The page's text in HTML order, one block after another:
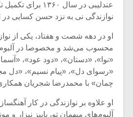
عندلیبی در سال
نوازندگی نی به نزد حسن کسایی
او در دهه شصت و هفتاد، یکی از
محسوب می‌شد و مخصوصا در
«نوا»، «دستان»، «دود عود»،
«رسوای دل»، «پیام نسیم»، «دل
چمان» با محمدرضا شجریان
او علاوه بر نوازندگی در کار
آلبوم‌های میهمان تو، پاییز نیزار
یادداشتی بر موسیقی
متن فیلم «متری
شیش و نیم»
اگر نمی توانی
بدنام ترین باش